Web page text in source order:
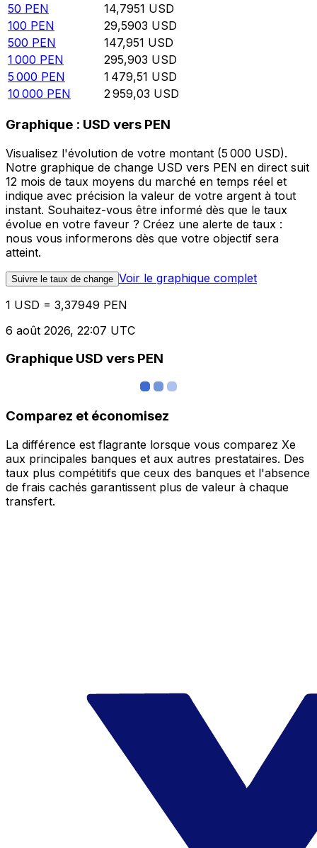
50 PEN 14,7951 USD
100 PEN 29,5903 USD
500 PEN 147,951 USD
1 000 PEN 295,903 USD
5 000 PEN 1 479,51 USD
10 000 PEN 2 959,03 USD
Graphique : USD vers PEN
Visualisez l'évolution de votre montant (5 000 USD).
Notre graphique de change USD vers PEN en direct suit
12 mois de taux moyens du marché en temps réel et
indique avec précision la valeur de votre argent à tout
instant. Souhaitez-vous être informé dès que le taux
évolue en votre faveur ? Créez une alerte de taux :
nous vous informerons dès que votre objectif sera
atteint.
Suivre le taux de change Voir le graphique complet
1 USD = 3,37949 PEN
6 août 2026, 22:07 UTC
Graphique USD vers PEN
Comparez et économisez
La différence est flagrante lorsque vous comparez Xe
aux principales banques et aux autres prestataires. Des
taux plus compétitifs que ceux des banques et l'absence
de frais cachés garantissent plus de valeur à chaque
transfert.